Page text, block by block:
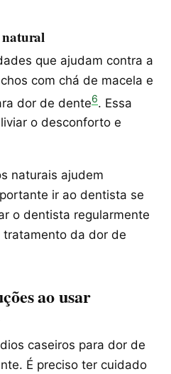
natural
que ajudam contra a
com chá de macela e
dor de dente6. Essa
o desconforto e
naturais ajudem
ir ao dentista se
o dentista regularmente
da dor de
ao usar
caseiros para dor de
É preciso ter cuidado